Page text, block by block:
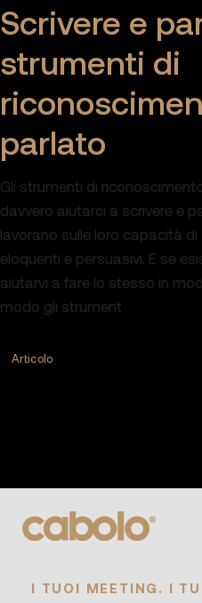
Scrivere e
strumenti di
parlato
Gli strumenti di
davvero aiutarci a scrivere e
lavorano sulle loro capacità
eloquenti e persuasivi. E se
aiutarvi a fare lo stesso in
modo gli strument
Articolo
I TUOI MEETING. I